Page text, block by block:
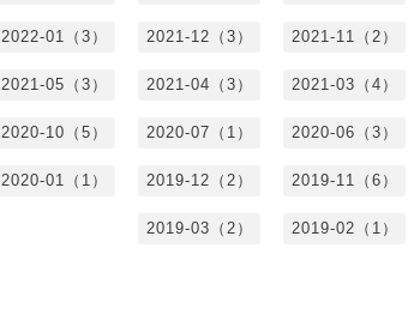
2022-01（3） 2021-12（3） 2021-11（2）
2021-05（3） 2021-04（3） 2021-03（4）
2020-10（5） 2020-07（1） 2020-06（3）
2020-01（1） 2019-12（2） 2019-11（6）
2019-03（2） 2019-02（1）